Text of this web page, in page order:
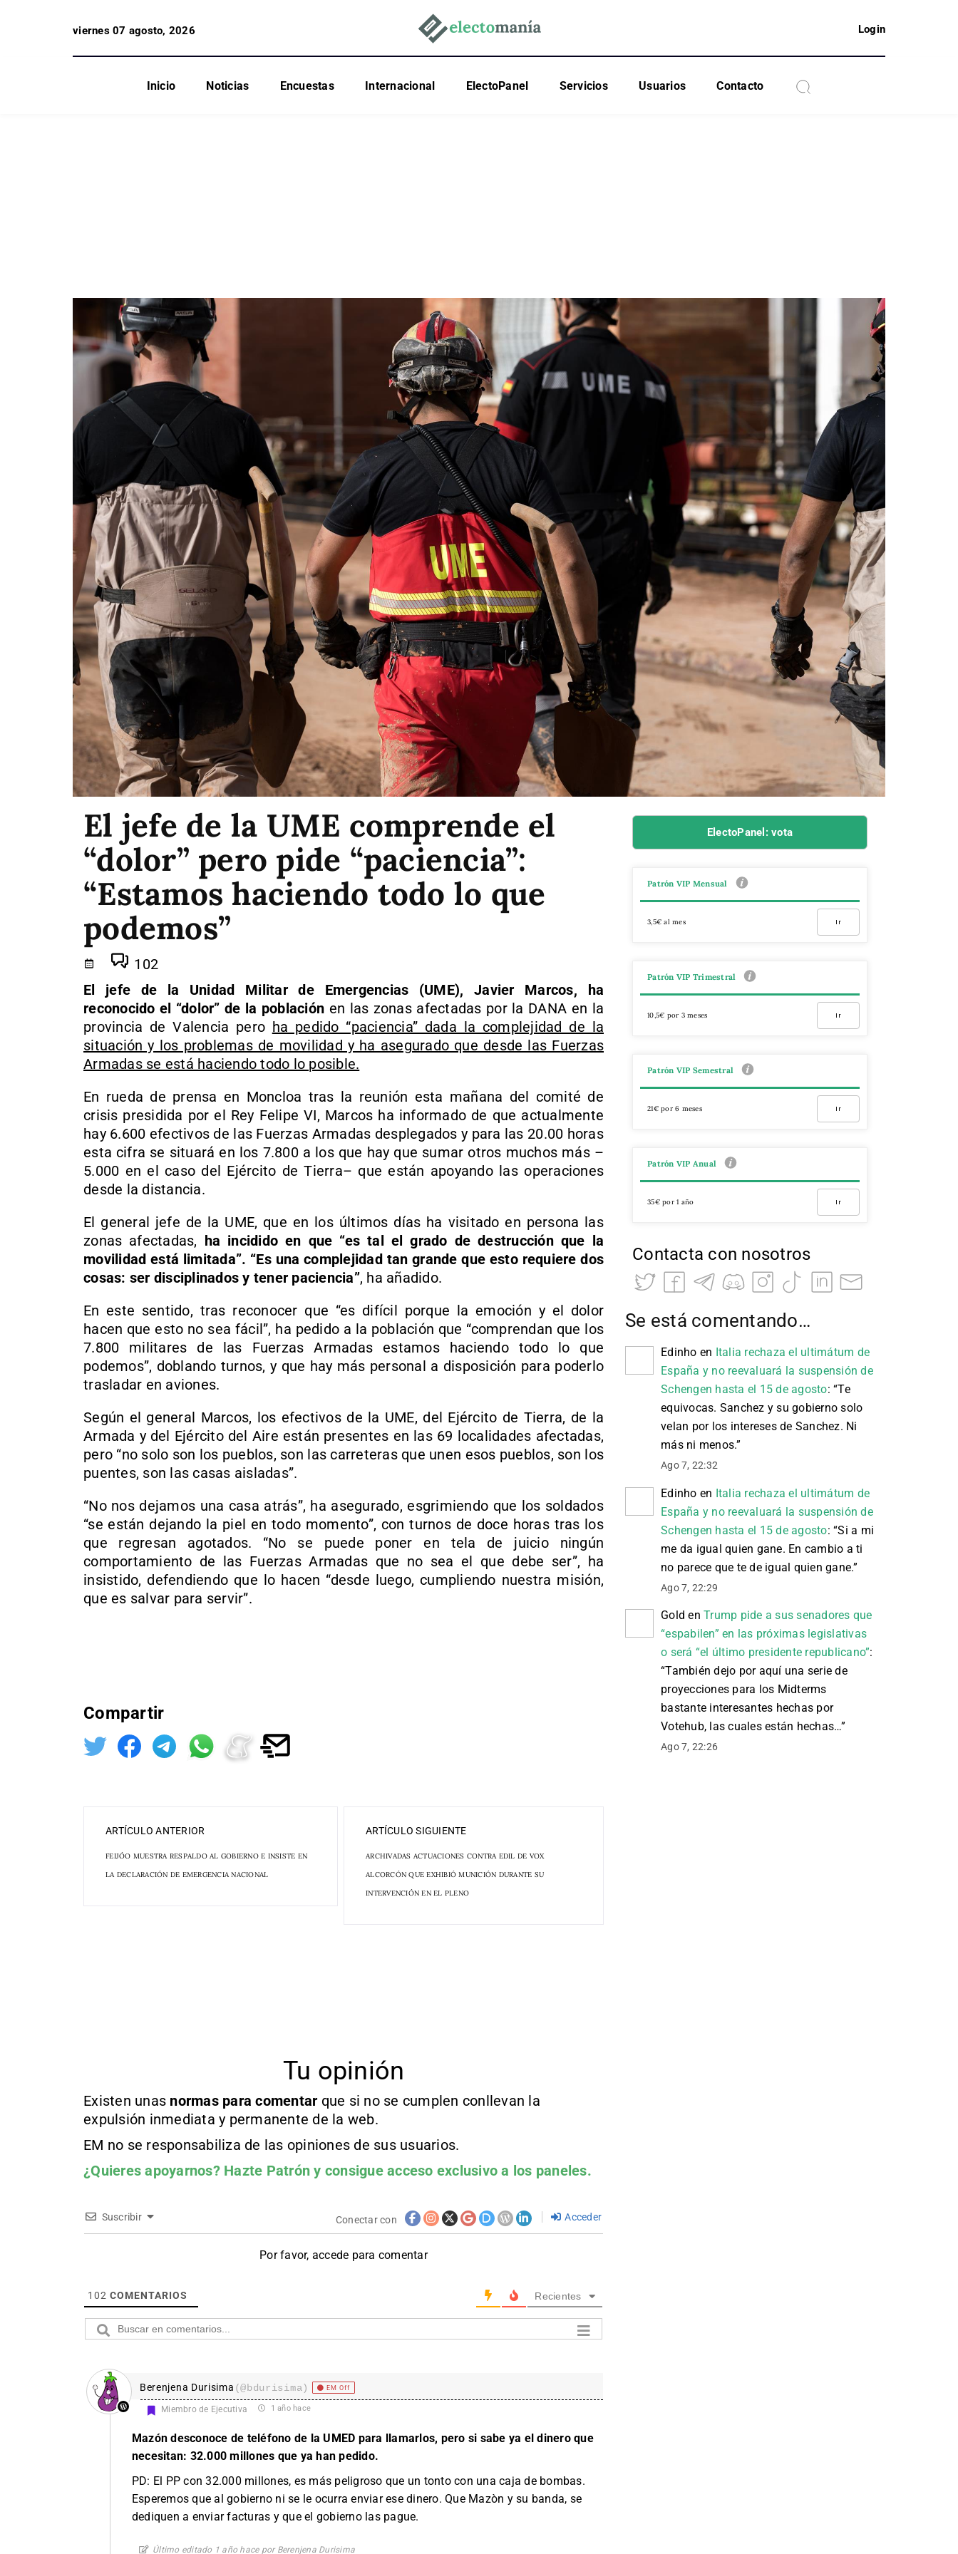
viernes 07 agosto, 2026 Login
Inicio Noticias Encuestas Internacional ElectoPanel Servicios Usuarios Contacto
El jefe de la UME comprende el
“dolor” pero pide “paciencia”:
“Estamos haciendo todo lo que
podemos”
102
El jefe de la Unidad Militar de Emergencias (UME), Javier Marcos, ha
reconocido el “dolor” de la población en las zonas afectadas por la DANA en la
provincia de Valencia pero ha pedido “paciencia” dada la complejidad de la
situación y los problemas de movilidad y ha asegurado que desde las Fuerzas
Armadas se está haciendo todo lo posible.
En rueda de prensa en Moncloa tras la reunión esta mañana del comité de
crisis presidida por el Rey Felipe VI, Marcos ha informado de que actualmente
hay 6.600 efectivos de las Fuerzas Armadas desplegados y para las 20.00 horas
esta cifra se situará en los 7.800 a los que hay que sumar otros muchos más –
5.000 en el caso del Ejército de Tierra– que están apoyando las operaciones
desde la distancia.
El general jefe de la UME, que en los últimos días ha visitado en persona las
zonas afectadas, ha incidido en que “es tal el grado de destrucción que la
movilidad está limitada”. “Es una complejidad tan grande que esto requiere dos
cosas: ser disciplinados y tener paciencia”, ha añadido.
En este sentido, tras reconocer que “es difícil porque la emoción y el dolor
hacen que esto no sea fácil”, ha pedido a la población que “comprendan que los
7.800 militares de las Fuerzas Armadas estamos haciendo todo lo que
podemos”, doblando turnos, y que hay más personal a disposición para poderlo
trasladar en aviones.
Según el general Marcos, los efectivos de la UME, del Ejército de Tierra, de la
Armada y del Ejército del Aire están presentes en las 69 localidades afectadas,
pero “no solo son los pueblos, son las carreteras que unen esos pueblos, son los
puentes, son las casas aisladas”.
“No nos dejamos una casa atrás”, ha asegurado, esgrimiendo que los soldados
“se están dejando la piel en todo momento”, con turnos de doce horas tras los
que regresan agotados. “No se puede poner en tela de juicio ningún
comportamiento de las Fuerzas Armadas que no sea el que debe ser”, ha
insistido, defendiendo que lo hacen “desde luego, cumpliendo nuestra misión,
que es salvar para servir”.
Compartir
ARTÍCULO ANTERIOR
FEIJÓO MUESTRA RESPALDO AL GOBIERNO E INSISTE EN
LA DECLARACIÓN DE EMERGENCIA NACIONAL
ARTÍCULO SIGUIENTE
ARCHIVADAS ACTUACIONES CONTRA EDIL DE VOX
ALCORCÓN QUE EXHIBIÓ MUNICIÓN DURANTE SU
INTERVENCIÓN EN EL PLENO
Tu opinión
Existen unas normas para comentar que si no se cumplen conllevan la
expulsión inmediata y permanente de la web.
EM no se responsabiliza de las opiniones de sus usuarios.
¿Quieres apoyarnos? Hazte Patrón y consigue acceso exclusivo a los paneles.
Suscribir Conectar con Acceder
Por favor, accede para comentar
102 COMENTARIOS Recientes
Berenjena Durisima (@bdurisima) EM Off
Miembro de Ejecutiva 1 año hace
Mazón desconoce de teléfono de la UMED para llamarlos, pero si sabe ya el dinero que
necesitan: 32.000 millones que ya han pedido.
PD: El PP con 32.000 millones, es más peligroso que un tonto con una caja de bombas.
Esperemos que al gobierno ni se le ocurra enviar ese dinero. Que Mazòn y su banda, se
dediquen a enviar facturas y que el gobierno las pague.
Último editado 1 año hace por Berenjena Durisima
ElectoPanel: vota
Patrón VIP Mensual
3,5€ al mes Ir
Patrón VIP Trimestral
10,5€ por 3 meses Ir
Patrón VIP Semestral
21€ por 6 meses Ir
Patrón VIP Anual
35€ por 1 año Ir
Contacta con nosotros
Se está comentando…
Edinho en Italia rechaza el ultimátum de
España y no reevaluará la suspensión de
Schengen hasta el 15 de agosto: “Te
equivocas. Sanchez y su gobierno solo
velan por los intereses de Sanchez. Ni
más ni menos.”
Ago 7, 22:32
Edinho en Italia rechaza el ultimátum de
España y no reevaluará la suspensión de
Schengen hasta el 15 de agosto: “Si a mi
me da igual quien gane. En cambio a ti
no parece que te de igual quien gane.”
Ago 7, 22:29
Gold en Trump pide a sus senadores que
“espabilen” en las próximas legislativas
o será “el último presidente republicano”:
“También dejo por aquí una serie de
proyecciones para los Midterms
bastante interesantes hechas por
Votehub, las cuales están hechas…”
Ago 7, 22:26